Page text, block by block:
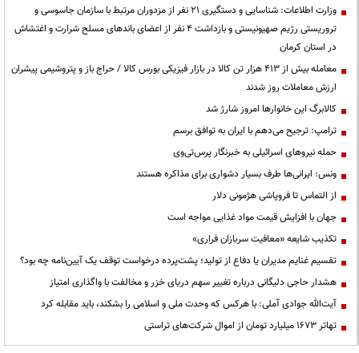
وزارت اطلاعات: شناسایی و دستگیری ۲۱ نفر از مزدوران مرتبط با سازمان جاسوسی و
تروریستی رژیم صهیونیستی و بازداشت ۴ نفر از اعضای باندهای مسلح شرارت و اغتشاش
در استان کرمان
معامله بیش از ۴۱۳ هزار تن کالا در بازار فیزیکی بورس کالا / حراج باز و پتروشیمی پیشران
ارزش معاملات روز شدند
کالابرگ این خانوارها امروز شارژ شد
ترامپ: ترجیح می‌دهم با ایران به توافق برسم
حمله نیروهای اسرائیلی به خبرنگار پرس‌تی‌وی
ونس: ایرانی‌ها طرف بسیار دشواری برای مذاکره هستند
از التماس تا فروپاشی هژمونی دلار
جهان با افزایش قیمت مواد غذایی مواجه است
تکذیب شایعه «معافیت سربازان فراری»
تقسیم غنایم مدیران یا دفاع از تولید؛ پشت‌پرده درخواست توقف یک آیین‌نامه چه بود؟
هشدار حاجی دلیگانی درباره تغییر سهم دریای خزر و مخالفت با واگذاری امتیاز
آیت‌الله جوادی آملی: با هرکس که وحدت ملی و اسلامی را بشکند، باید مقابله کرد
تهاتر ۱۶۷۳ میلیارد تومان از اموال شرکت‌های تراستی